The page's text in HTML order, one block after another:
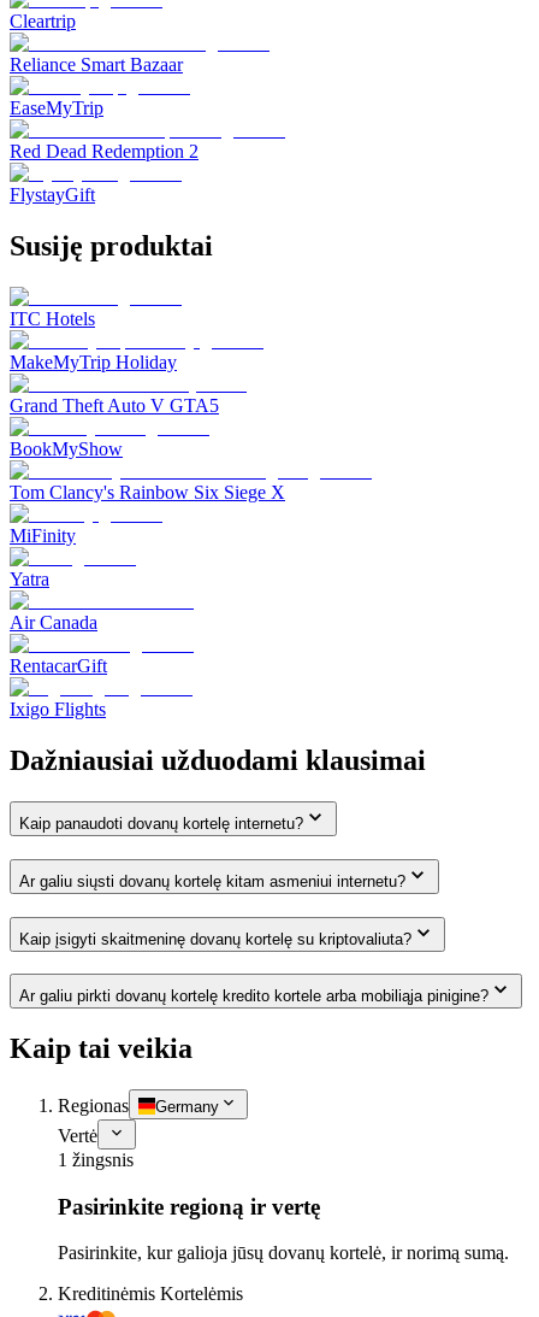
Cleartrip
Reliance Smart Bazaar
EaseMyTrip
Red Dead Redemption 2
FlystayGift
Susiję produktai
ITC Hotels
MakeMyTrip Holiday
Grand Theft Auto V GTA5
BookMyShow
Tom Clancy's Rainbow Six Siege X
MiFinity
Yatra
Air Canada
RentacarGift
Ixigo Flights
Dažniausiai užduodami klausimai
Kaip panaudoti dovanų kortelę internetu?
Ar galiu siųsti dovanų kortelę kitam asmeniui internetu?
Kaip įsigyti skaitmeninę dovanų kortelę su kriptovaliuta?
Ar galiu pirkti dovanų kortelę kredito kortele arba mobiliąja pinigine?
Kaip tai veikia
Regionas Germany
Vertė
1 žingsnis
Pasirinkite regioną ir vertę
Pasirinkite, kur galioja jūsų dovanų kortelė, ir norimą sumą.
Kreditinėmis Kortelėmis